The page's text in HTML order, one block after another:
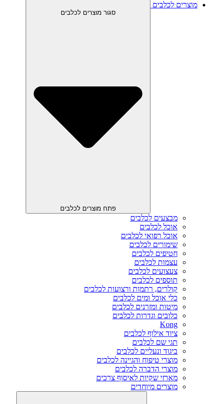
מוצרים לכלבים
סגור מוצרים לכלבים
פתח מוצרים לכלבים
מבצעים לכלבים
אוכל לכלבים
אוכל רפואי לכלבים
שימורים לכלבים
חטיפים לכלבים
עצמות לכלבים
צעצועים לכלבים
תוספים לכלבים
קולרים, רתמות ורצועות לכלבים
כלי אוכל ומים לכלבים
מיטות ומזרנים לכלבים
כלובים וגדרות לכלבים
Kong
ציוד אילוף לכלבים
תגי שם לכלבים
ביגוד ונעליים לכלבים
מוצרי טיפוח והגיינה לכלבים
מוצרי הדברה לכלבים
מארזי שקיות לאיסוף צרכים
מוצרים מיוחדים